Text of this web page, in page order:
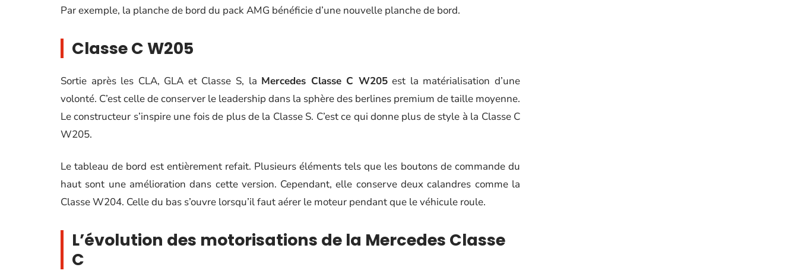
Par exemple, la planche de bord du pack AMG bénéficie d’une nouvelle planche de bord.
Classe C W205
Sortie après les CLA, GLA et Classe S, la Mercedes Classe C W205est la matérialisation d’une
volonté. C’est celle de conserver le leadership dans la sphère des berlines premium de taille moyenne.
Le constructeur s’inspire une fois de plus de la Classe S. C’est ce qui donne plus de style à la Classe C
W205.
Le tableau de bord est entièrement refait. Plusieurs éléments tels que les boutons de commande du
haut sont une amélioration dans cette version. Cependant, elle conserve deux calandres comme la
Classe W204. Celle du bas s’ouvre lorsqu’il faut aérer le moteur pendant que le véhicule roule.
L’évolution des motorisations de la Mercedes Classe
C